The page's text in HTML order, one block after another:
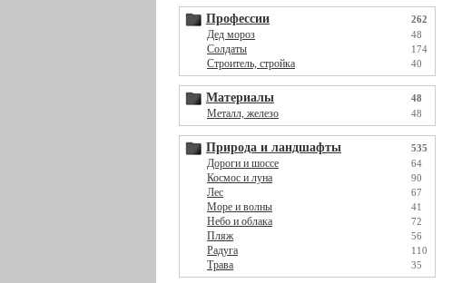
Профессии 262
Дед мороз 48
Солдаты 174
Строитель, стройка 40
Материалы 48
Металл, железо 48
Природа и ландшафты 535
Дороги и шоссе 64
Космос и луна 90
Лес 67
Море и волны 41
Небо и облака 72
Пляж 56
Радуга 110
Трава 35